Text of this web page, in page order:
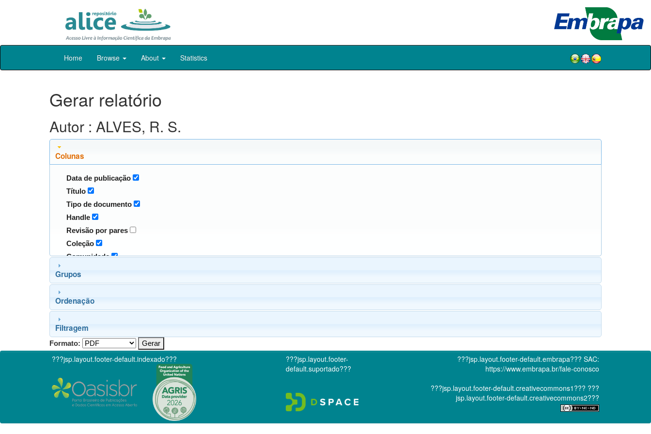
Skip
Home Browse About Statistics
Gerar relatório
Autor : ALVES, R. S.
Colunas
Data de publicação
Título
Tipo de documento
Handle
Revisão por pares
Coleção
Comunidade
Grupos
Ordenação
Filtragem
Formato:
???jsp.layout.footer-default.indexado???
???jsp.layout.footer-
default.suportado???
???jsp.layout.footer-default.embrapa??? SAC:
https://www.embrapa.br/fale-conosco
???jsp.layout.footer-default.creativecommons1??? ???
jsp.layout.footer-default.creativecommons2???